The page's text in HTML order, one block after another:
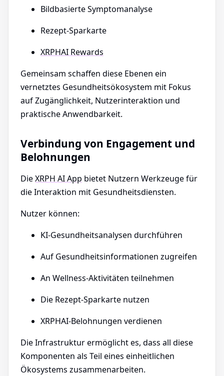
Bildbasierte Symptomanalyse
Rezept-Sparkarte
XRPHAI Rewards
Gemeinsam schaffen diese Ebenen ein
vernetztes Gesundheitsökosystem mit Fokus
auf Zugänglichkeit, Nutzerinteraktion und
praktische Anwendbarkeit.
Verbindung von Engagement und
Belohnungen
DieXRPH AI App bietet Nutzern Werkzeuge für
die Interaktion mit Gesundheitsdiensten.
Nutzer können:
KI-Gesundheitsanalysen durchführen
Auf Gesundheitsinformationen zugreifen
An Wellness-Aktivitäten teilnehmen
Die Rezept-Sparkarte nutzen
XRPHAI-Belohnungen verdienen
Die Infrastruktur ermöglicht es, dass all diese
Komponenten als Teil eines einheitlichen
Ökosystems zusammenarbeiten.